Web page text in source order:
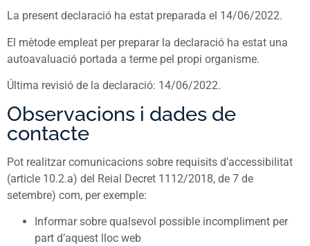
La present declaració ha estat preparada el 14/06/2022.
El mètode empleat per preparar la declaració ha estat una
autoavaluació portada a terme pel propi organisme.
Última revisió de la declaració: 14/06/2022.
Observacions i dades de
contacte
Pot realitzar comunicacions sobre requisits d’accessibilitat
(article 10.2.a) del Reial Decret 1112/2018, de 7 de
setembre) com, per exemple:
Informar sobre qualsevol possible incompliment per
part d’aquest lloc web